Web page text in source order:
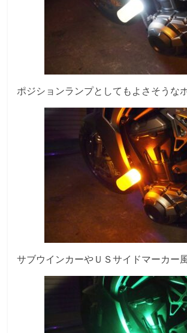
ポジションランプとしてもよさそうな
サブウインカーやＵＳサイドマーカー